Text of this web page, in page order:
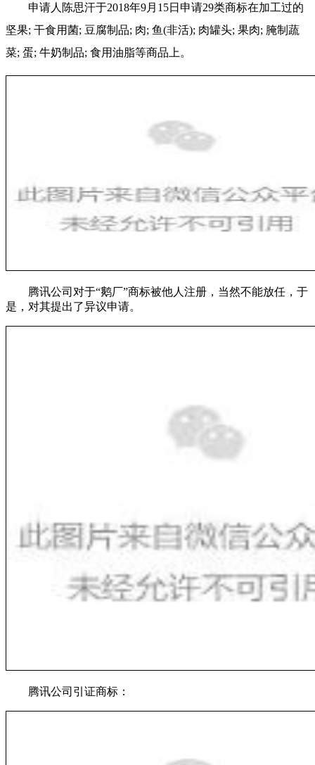
申请人陈思汗于2018年9月15日申请29类商标在加工过的
坚果; 干食用菌; 豆腐制品; 肉; 鱼(非活); 肉罐头; 果肉; 腌制蔬
菜; 蛋; 牛奶制品; 食用油脂等商品上。
腾讯公司对于“鹅厂”商标被他人注册，当然不能放任，于
是，对其提出了异议申请。
腾讯公司引证商标：